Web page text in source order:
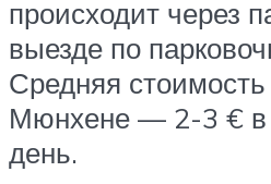
происходит через
выезде по
Средняя стоимость
Мюнхене — 2-3 € в
день.